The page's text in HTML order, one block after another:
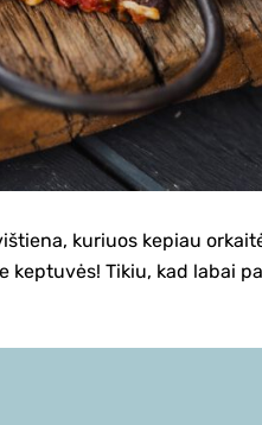
kuriuos kepiau
Tikiu, kad labai